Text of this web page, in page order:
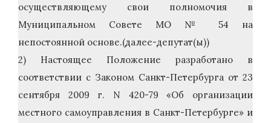
осуществляющему свои полномочия в
Муниципальном Совете МО № 54 на
непостоянной основе.(далее-депутат(ы))
2) Настоящее Положение разработано в
соответствии с Законом Санкт-Петербурга от 23
сентября 2009 г. N 420-79 «Об организации
местного самоуправления в Санкт-Петербурге» и